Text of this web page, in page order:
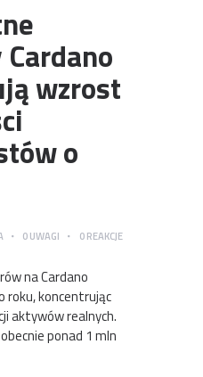
wzrost
o
0UWAGI 0 REAKCJE
na Cardano
roku, koncentrując
aktywów realnych.
ponad 1 mln